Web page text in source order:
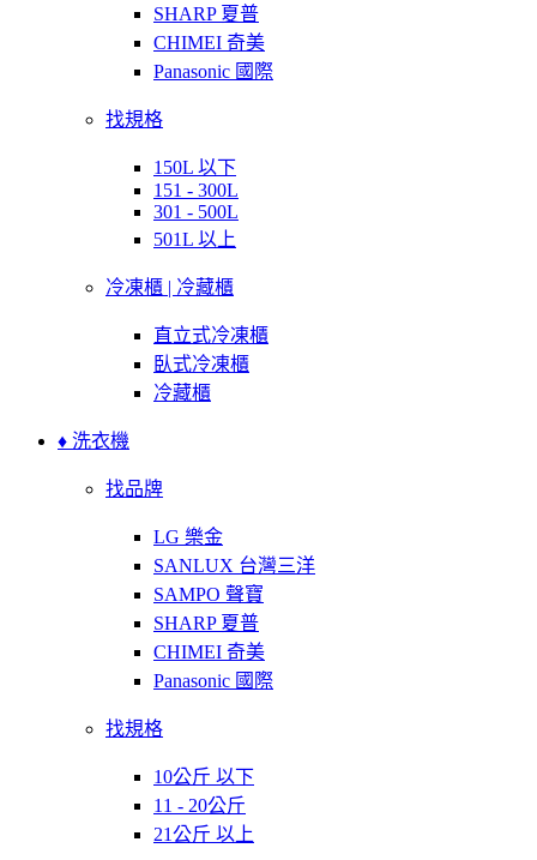
SHARP 夏普
CHIMEI 奇美
Panasonic 國際
找規格
150L 以下
151 - 300L
301 - 500L
501L 以上
冷凍櫃 | 冷藏櫃
直立式冷凍櫃
臥式冷凍櫃
冷藏櫃
♦ 洗衣機
找品牌
LG 樂金
SANLUX 台灣三洋
SAMPO 聲寶
SHARP 夏普
CHIMEI 奇美
Panasonic 國際
找規格
10公斤 以下
11 - 20公斤
21公斤 以上